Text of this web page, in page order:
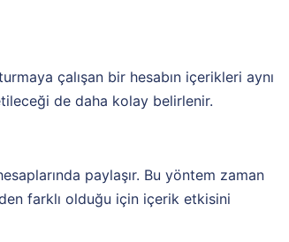
çalışan bir hesabın içerikleri aynı
de daha kolay belirlenir.
paylaşır. Bu yöntem zaman
farklı olduğu için içerik etkisini